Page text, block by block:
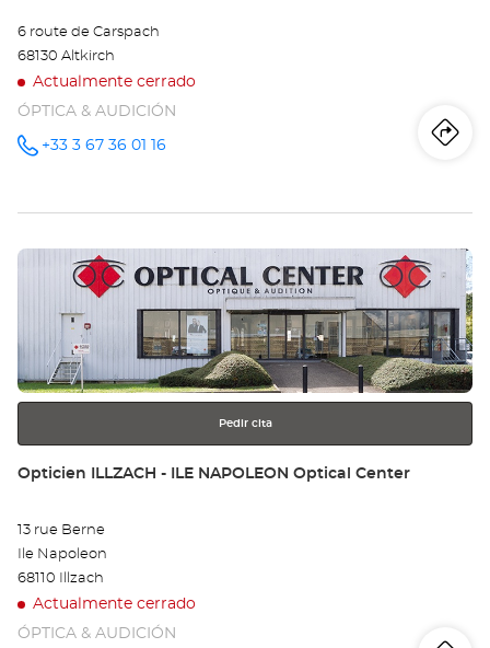
6 route de Carspach
68130 Altkirch
Actualmente cerrado
ÓPTICA & AUDICIÓN
número
+33 3 67 36 01 16
a
Pulse
ENTER
obtener
más
información
Pedir cita
Tienda:
Opticien ILLZACH - ILE NAPOLEON Optical Center
13 rue Berne
Ile Napoleon
68110 Illzach
Actualmente cerrado
ÓPTICA & AUDICIÓN